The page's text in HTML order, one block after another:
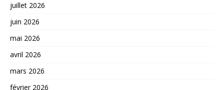
juillet 2026
juin 2026
mai 2026
avril 2026
mars 2026
février 2026